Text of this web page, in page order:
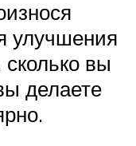
улучшения
вы
делаете